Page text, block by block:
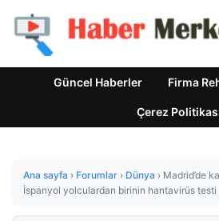
Güncel Haberler Firma
Çerez
Ana sayfa › Forumlar › Dünya › Madrid’de
İspanyol yolculardan birinin hantavirüs testi